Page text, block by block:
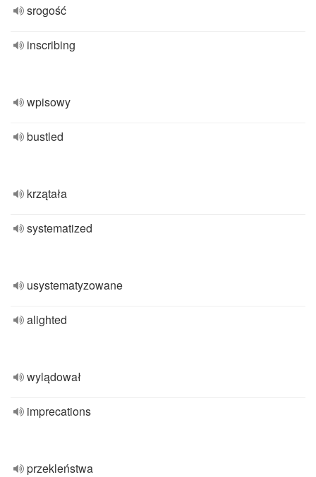
srogość
inscribing
wpisowy
bustled
krzątała
systematized
usystematyzowane
alighted
wylądował
imprecations
przekleństwa